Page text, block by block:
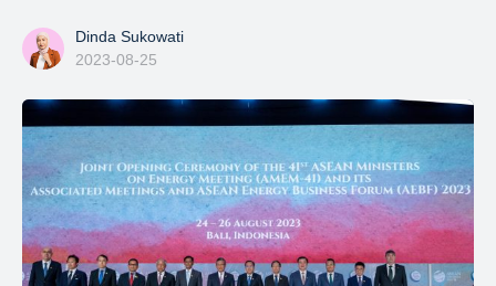
Dinda Sukowati
2023-08-25